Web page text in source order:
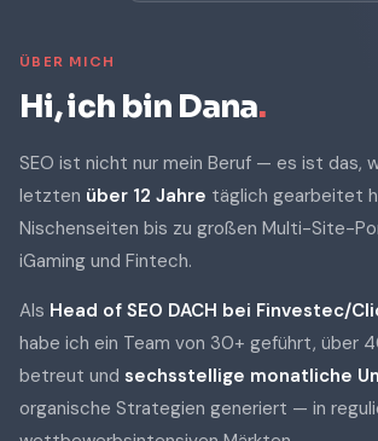
ÜBER MICH
Hi, ich bin Dana.
SEO ist nicht nur mein Beruf — es ist das,
letzten über 12 Jahre täglich gearbeitet
Nischenseiten bis zu großen Multi-Site-
iGaming und Fintech.
Als Head of SEO DACH bei Finvestec/
habe ich ein Team von 30+ geführt, über
betreut und sechsstellige monatliche
organische Strategien generiert — in